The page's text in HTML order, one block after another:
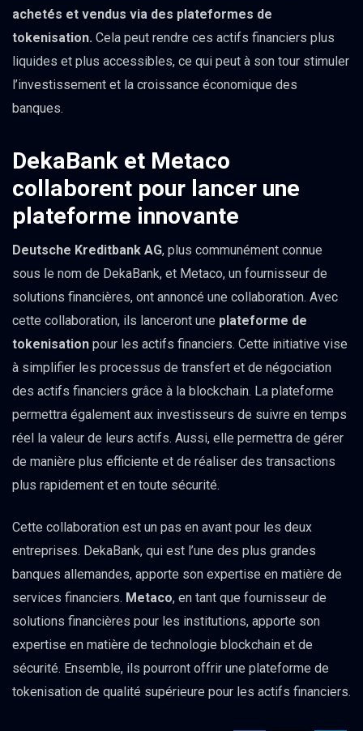
achetés et vendus via des plateformes de
tokenisation. Cela peut rendre ces actifs financiers plus
liquides et plus accessibles, ce qui peut à son tour stimuler
l’investissement et la croissance économique des
banques.
DekaBank et Metaco
collaborent pour lancer une
plateforme innovante
Deutsche Kreditbank AG, plus communément connue
sous le nom de DekaBank, et Metaco, un fournisseur de
solutions financières, ont annoncé une collaboration. Avec
cette collaboration, ils lanceront une plateforme de
tokenisation pour les actifs financiers. Cette initiative vise
à simplifier les processus de transfert et de négociation
des actifs financiers grâce à la blockchain. La plateforme
permettra également aux investisseurs de suivre en temps
réel la valeur de leurs actifs. Aussi, elle permettra de gérer
de manière plus efficiente et de réaliser des transactions
plus rapidement et en toute sécurité.
Cette collaboration est un pas en avant pour les deux
entreprises. DekaBank, qui est l’une des plus grandes
banques allemandes, apporte son expertise en matière de
services financiers. Metaco, en tant que fournisseur de
solutions financières pour les institutions, apporte son
expertise en matière de technologie blockchain et de
sécurité. Ensemble, ils pourront offrir une plateforme de
tokenisation de qualité supérieure pour les actifs financiers.